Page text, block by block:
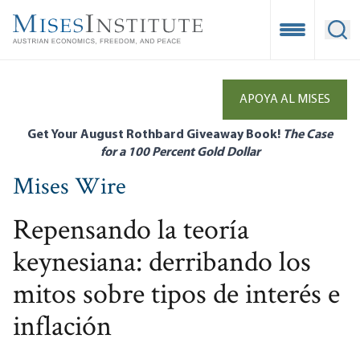
main
Open
APOYA AL MISES
Get Your August Rothbard Giveaway Book! The Case
for a 100 Percent Gold Dollar
Mises Wire
Repensando la teoría
keynesiana: derribando los
mitos sobre tipos de interés e
inflación